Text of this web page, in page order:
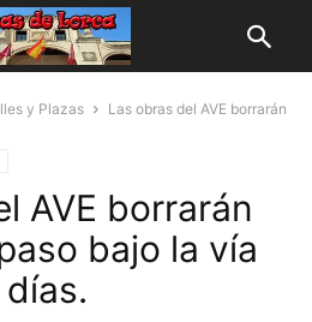
y Plazas
Las obras del AVE borrarán
AVE borrarán
bajo la vía